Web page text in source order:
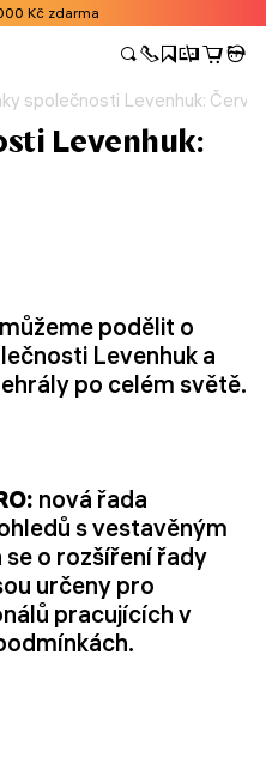
Kč zdarma
společnosti Levenhuk:
Levenhuk:
podělit o
Levenhuk a
po celém světě.
nová řada
s vestavěným
o rozšíření řady
určeny pro
pracujících v